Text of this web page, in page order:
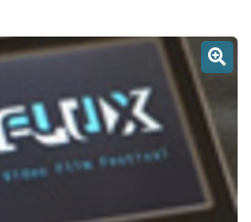
Anmelden